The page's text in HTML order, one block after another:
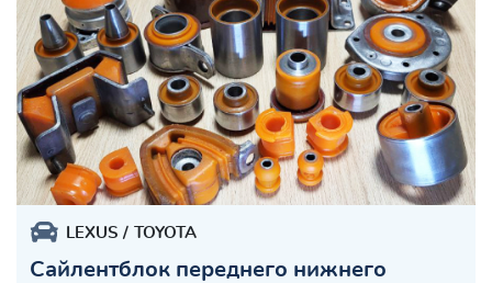
LEXUS TOYOTA
Сайлентблок переднего нижнего